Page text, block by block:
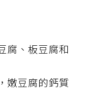
腐、板豆腐和
嫩豆腐的鈣質